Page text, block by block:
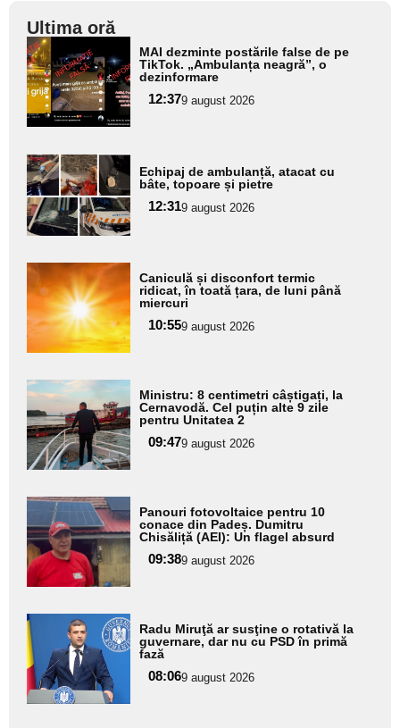
Ultima oră
Adaugă
aici textul
pentru
subtitlu
MAI dezminte postările false de pe
TikTok. „Ambulanța neagră”, o
dezinformare
12:379 august 2026
Adaugă
aici textul
pentru
subtitlu
Echipaj de ambulanță, atacat cu
bâte, topoare și pietre
12:319 august 2026
Adaugă
aici textul
pentru
subtitlu
Caniculă și disconfort termic
ridicat, în toată țara, de luni până
miercuri
10:559 august 2026
Adaugă
aici textul
pentru
subtitlu
Ministru: 8 centimetri câștigați, la
Cernavodă. Cel puțin alte 9 zile
pentru Unitatea 2
09:479 august 2026
Adaugă
aici textul
pentru
subtitlu
Panouri fotovoltaice pentru 10
conace din Padeș. Dumitru
Chisăliță (AEI): Un flagel absurd
09:389 august 2026
Adaugă
aici textul
pentru
subtitlu
Radu Miruţă ar susţine o rotativă la
guvernare, dar nu cu PSD în primă
fază
08:069 august 2026